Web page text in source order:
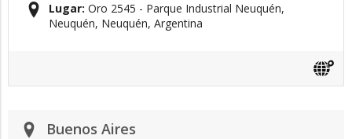
Lugar: Oro 2545 - Parque Industrial Neuquén,
Neuquén, Neuquén, Argentina
Buenos Aires